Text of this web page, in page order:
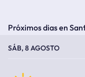
Próximos dias en
SÁB, 8 AGOSTO